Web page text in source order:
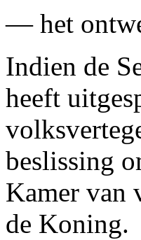
— het
Indien de
heeft
beslissing
Kamer van
de Koning.